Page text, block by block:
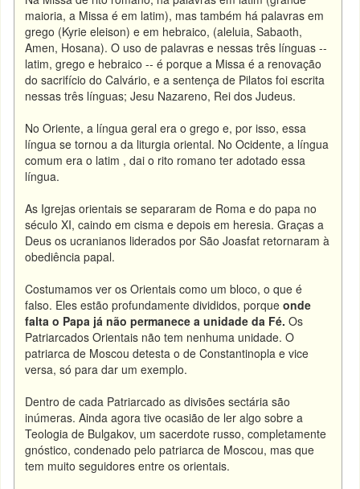
maioria, a Missa é em latim), mas também há palavras em
grego (Kyrie eleison) e em hebraico, (aleluia, Sabaoth,
Amen, Hosana). O uso de palavras e nessas três línguas --
latim, grego e hebraico -- é porque a Missa é a renovação
do sacrifício do Calvário, e a sentença de Pilatos foi escrita
nessas três línguas; Jesu Nazareno, Rei dos Judeus.
No Oriente, a língua geral era o grego e, por isso, essa
língua se tornou a da liturgia oriental. No Ocidente, a língua
comum era o latim , dai o rito romano ter adotado essa
língua.
As Igrejas orientais se separaram de Roma e do papa no
século XI, caindo em cisma e depois em heresia. Graças a
Deus os ucranianos liderados por São Joasfat retornaram à
obediência papal.
Costumamos ver os Orientais como um bloco, o que é
falso. Eles estão profundamente divididos, porqueonde
falta o Papa já não permanece a unidade da Fé. Os
Patriarcados Orientais não tem nenhuma unidade. O
patriarca de Moscou detesta o de Constantinopla e vice
versa, só para dar um exemplo.
Dentro de cada Patriarcado as divisões sectária são
inúmeras. Ainda agora tive ocasião de ler algo sobre a
Teologia de Bulgakov, um sacerdote russo, completamente
gnóstico, condenado pelo patriarca de Moscou, mas que
tem muito seguidores entre os orientais.